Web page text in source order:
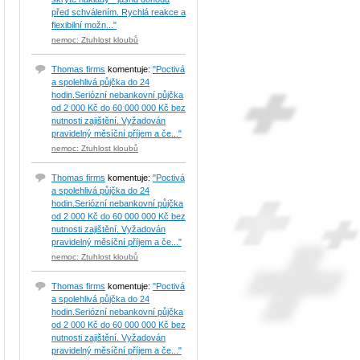
před schválením. Rychlá reakce a
flexibilní možn..."
nemoc: Ztuhlost kloubů
Thomas firms komentuje: "Poctivá
a spolehlivá půjčka do 24
hodin.Seriózní nebankovní půjčka
od 2 000 Kč do 60 000 000 Kč bez
nutnosti zajištění. Vyžadován
pravidelný měsíční příjem a če..."
nemoc: Ztuhlost kloubů
Thomas firms komentuje: "Poctivá
a spolehlivá půjčka do 24
hodin.Seriózní nebankovní půjčka
od 2 000 Kč do 60 000 000 Kč bez
nutnosti zajištění. Vyžadován
pravidelný měsíční příjem a če..."
nemoc: Ztuhlost kloubů
Thomas firms komentuje: "Poctivá
a spolehlivá půjčka do 24
hodin.Seriózní nebankovní půjčka
od 2 000 Kč do 60 000 000 Kč bez
nutnosti zajištění. Vyžadován
pravidelný měsíční příjem a če..."